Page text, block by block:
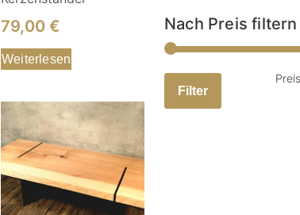
79,00€
Weiterlesen
Nach Preis filtern
Filter